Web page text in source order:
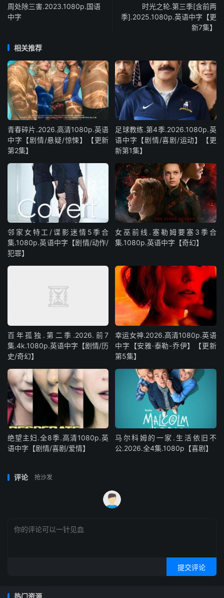
周处除三害.2023.1080p.国语
中字
时光之轮.第三季[含前两
季].2025.1080p.英语中字【更
新7集】
相关推荐
青春碎片.2026.高清1080p.英语
中字【剧情/悬疑/惊悚】【更新
第2集】
足球教练.第4季.2026.1080p.英
语中字【剧情/喜剧/运动】【更
新第1集】
邻家女特工/谍影迷情5季合
集.1080p.英语中字【剧情/动作/
犯罪】
女巫前线.塞勒姆要塞3季合
集.1080p.英语中字【奇幻】
百年孤独.第二季.2026.前7
集.4k.1080p.英语中字【剧情/历
史/奇幻】
幸运女神.2026.高清1080p.英语
中字【安雅·泰勒-乔伊】【更新
第5集】
绝望主妇.全8季.高清1080p.英
语中字【剧情/喜剧/爱情】
马尔科姆的一家.生活依旧不
公.2026.全4集.1080p【喜剧】
评论 抢沙发
提交评论